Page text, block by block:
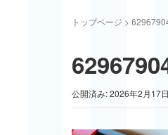
トップページ >
公開済み: 2026年2月17日